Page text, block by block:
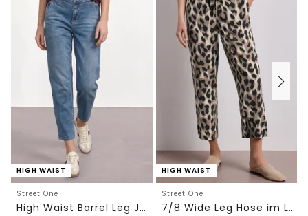
HIGH WAIST
Street One
High Waist Barrel Leg Jeans im Loose Fit
HIGH WAIST
Street One
7/8 Wide Leg Hose im Loose Fit mit Print